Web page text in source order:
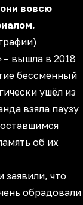
вовсю
– вышла в 2018
бессменный
ушёл из
взяла паузу
об их
заявили, что
обрадовали